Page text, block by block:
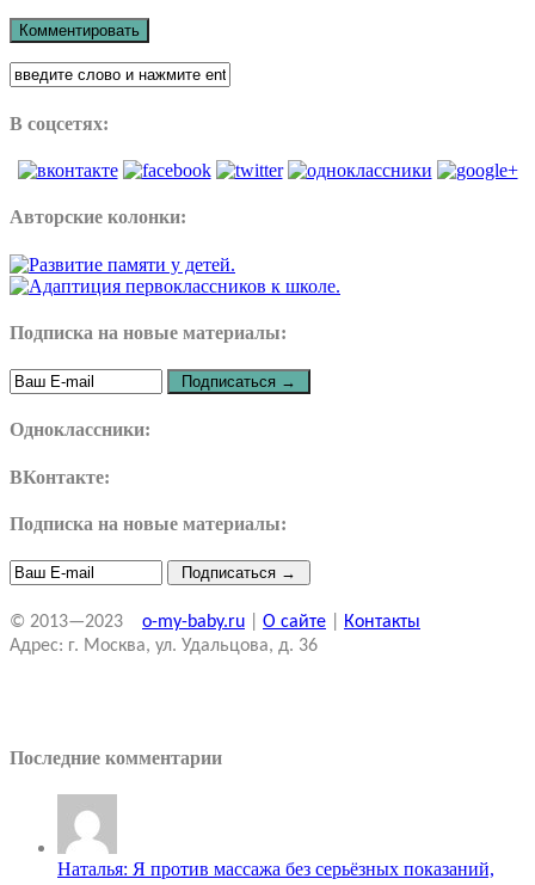
В соцсетях:
Авторские колонки:
Подписка на новые материалы:
Одноклассники:
ВКонтакте:
Подписка на новые материалы:
© 2013—2023 o-my-baby.ru О сайте
Контакты
Адрес: г. Москва, ул. Удальцова, д. 36
Последние комментарии
Наталья: Я против массажа без серьёзных показаний,